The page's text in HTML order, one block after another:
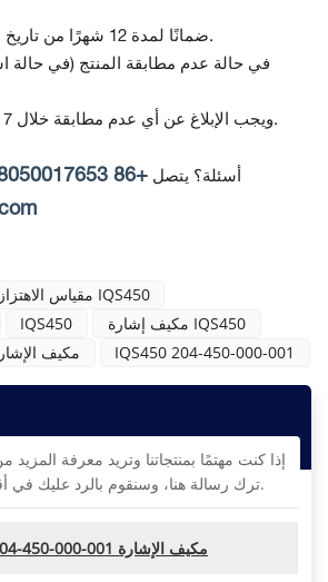
تقدم Topteng ضمانًا لمدة 12 شهرًا من تاريخ التسليم.
في حالة عدم مطابقة المنتج (في حالة
ويجب الإبلاغ عن أي عدم مطابقة خلال 7 أيام من استلام البضائع.
أسئلة؟ يتصل +86 18050017653
مقياس الاهتزاز IQS450
IQS450
مكيف إشارة IQS450
204-450-000-001 مكيف
IQS450 204-450-000-001
ترك رسالة هنا، وسنقوم بالرد عليك في أقرب وقت ممكن.
IQS450 204-450-000-001 مكيف الإشارة